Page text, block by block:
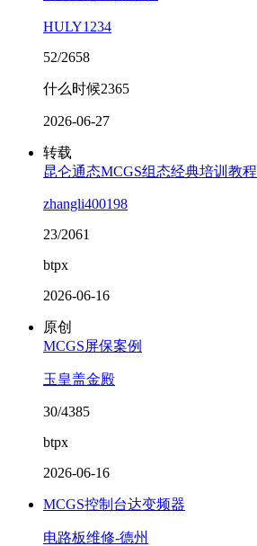
HULY1234
52/2658
什么时候2365
2026-06-27
转载
昆仑通态MCGS组态经典培训教程
zhangli400198
23/2061
btpx
2026-06-16
原创
MCGS屏保案例
玉皇盖金殿
30/4385
btpx
2026-06-16
MCGS控制台达变频器
电路板维修-德州